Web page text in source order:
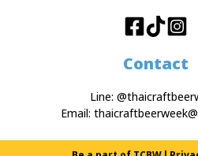
Contact
Line:
Email: